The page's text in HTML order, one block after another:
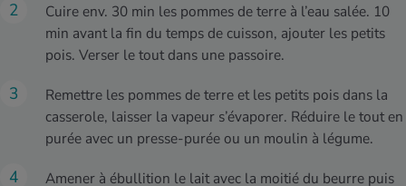
Cuire env. 30 min les pommes de terre à l’eau salée. 10
min avant la fin du temps de cuisson, ajouter les petits
pois. Verser le tout dans une passoire.
Remettre les pommes de terre et les petits pois dans la
casserole, laisser la vapeur s’évaporer. Réduire le tout en
purée avec un presse-purée ou un moulin à légume.
Amener à ébullition le lait avec la moitié du beurre puis